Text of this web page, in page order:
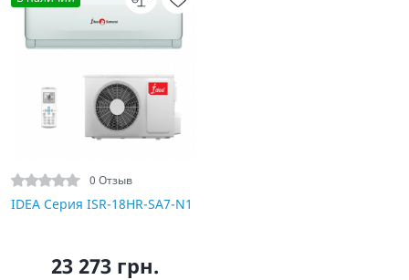
0 Отзыв
IDEA Серия ISR-18HR-SA7-N1
23 273 грн.